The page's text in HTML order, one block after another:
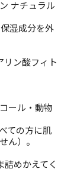
ナチュラル
湿成分を外
リン酸フィト
ール・動物
ての方に肌
ん）。
めかえてく